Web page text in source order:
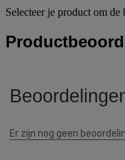
Selecteer je product om de